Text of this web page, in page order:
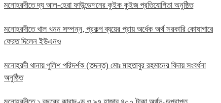
মনোহরদীতে দ্য আল-হেরা ফাউন্ডেশনের কুইক কুইজ প্রতিযোগিতা অনুষ্ঠিত
মনোহরদীতে খাল খনন সম্পন্ন, প্রকল্প ব্যয়ের প্রায় অর্ধেক অর্থ সরকারি কোষাগারে
ফেরত দিলেন ইউএনও
মনোহরদী থানায় পুলিশ পরিদর্শক (তদন্ত) মোঃ মাহতাবুর রহমানের বিদায় সংবর্ধনা
অনুষ্ঠিত